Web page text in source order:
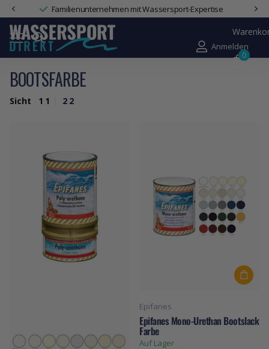
Familienunternehmen mit Wassersport-Expertise
Anmelden
0
BOOTSFARBE
Sicht 1 1 2 2
Epifanes
Epifanes Mono-Urethan Bootslack
Farbe
Auf Lager